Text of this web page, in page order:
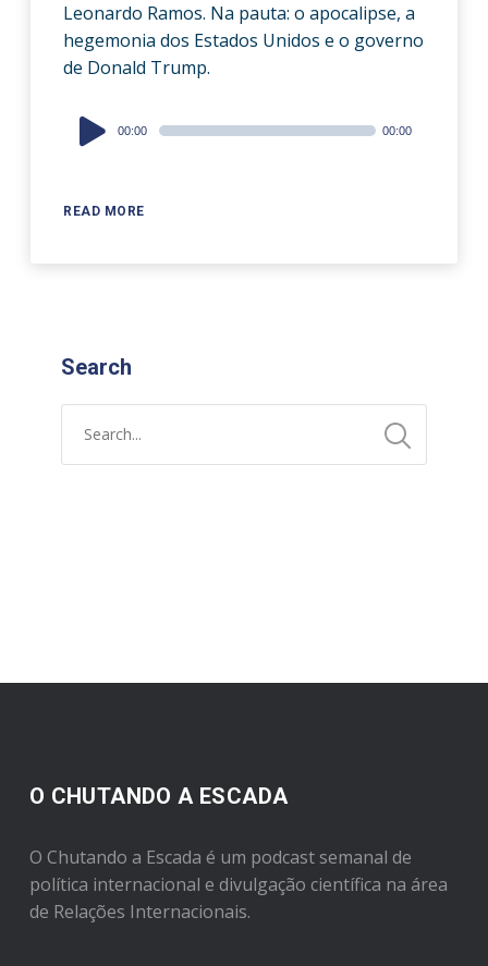
Leonardo Ramos. Na pauta: o apocalipse, a
hegemonia dos Estados Unidos e o governo
de Donald Trump.
READ MORE
Audio
Player
00:00 00:00
Search
O CHUTANDO A ESCADA
O Chutando a Escada é um podcast semanal de
política internacional e divulgação científica na área
de Relações Internacionais.